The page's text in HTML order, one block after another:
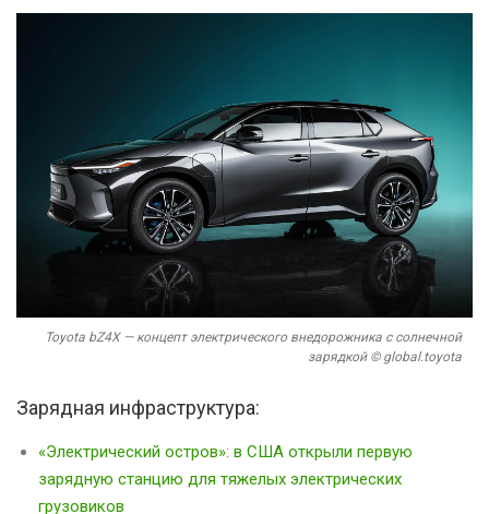
Toyota bZ4X — концепт электрического внедорожника с солнечной
зарядкой © global.toyota
Зарядная инфраструктура:
«Электрический остров»: в США открыли первую
зарядную станцию для тяжелых электрических
грузовиков